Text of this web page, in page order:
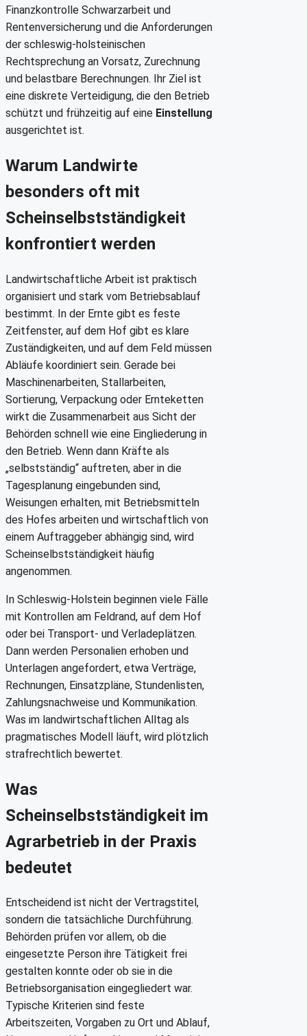
Finanzkontrolle Schwarzarbeit und
Rentenversicherung und die Anforderungen
der schleswig-holsteinischen
Rechtsprechung an Vorsatz, Zurechnung
und belastbare Berechnungen. Ihr Ziel ist
eine diskrete Verteidigung, die den Betrieb
schützt und frühzeitig auf eine Einstellung
ausgerichtet ist.
Warum Landwirte
besonders oft mit
Scheinselbstständigkeit
konfrontiert werden
Landwirtschaftliche Arbeit ist praktisch
organisiert und stark vom Betriebsablauf
bestimmt. In der Ernte gibt es feste
Zeitfenster, auf dem Hof gibt es klare
Zuständigkeiten, und auf dem Feld müssen
Abläufe koordiniert sein. Gerade bei
Maschinenarbeiten, Stallarbeiten,
Sortierung, Verpackung oder Ernteketten
wirkt die Zusammenarbeit aus Sicht der
Behörden schnell wie eine Eingliederung in
den Betrieb. Wenn dann Kräfte als
„selbstständig“ auftreten, aber in die
Tagesplanung eingebunden sind,
Weisungen erhalten, mit Betriebsmitteln
des Hofes arbeiten und wirtschaftlich von
einem Auftraggeber abhängig sind, wird
Scheinselbstständigkeit häufig
angenommen.
In Schleswig-Holstein beginnen viele Fälle
mit Kontrollen am Feldrand, auf dem Hof
oder bei Transport- und Verladeplätzen.
Dann werden Personalien erhoben und
Unterlagen angefordert, etwa Verträge,
Rechnungen, Einsatzpläne, Stundenlisten,
Zahlungsnachweise und Kommunikation.
Was im landwirtschaftlichen Alltag als
pragmatisches Modell läuft, wird plötzlich
strafrechtlich bewertet.
Was
Scheinselbstständigkeit im
Agrarbetrieb in der Praxis
bedeutet
Entscheidend ist nicht der Vertragstitel,
sondern die tatsächliche Durchführung.
Behörden prüfen vor allem, ob die
eingesetzte Person ihre Tätigkeit frei
gestalten konnte oder ob sie in die
Betriebsorganisation eingegliedert war.
Typische Kriterien sind feste
Arbeitszeiten, Vorgaben zu Ort und Ablauf,